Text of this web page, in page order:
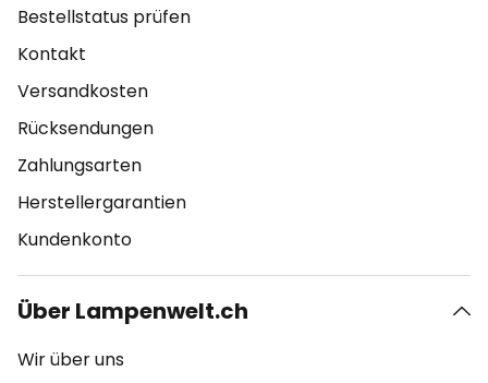
Bestellstatus prüfen
Kontakt
Versandkosten
Rücksendungen
Zahlungsarten
Herstellergarantien
Kundenkonto
Über Lampenwelt.ch
Wir über uns